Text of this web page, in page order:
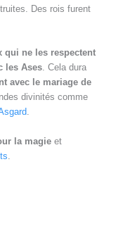
Des rois furent
qui ne les respectent
les Ases. Cela dura
avec le mariage de
divinités comme
.
la magie et